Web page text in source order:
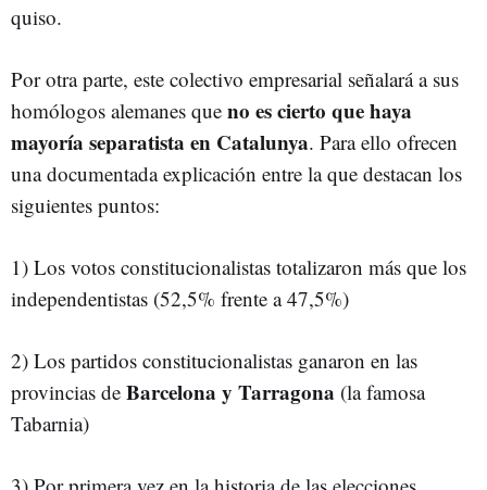
quiso.
Por otra parte, este colectivo empresarial señalará a sus
homólogos alemanes que no es cierto que haya
mayoría separatista en Catalunya. Para ello ofrecen
una documentada explicación entre la que destacan los
siguientes puntos:
1) Los votos constitucionalistas totalizaron más que los
independentistas (52,5% frente a 47,5%)
2) Los partidos constitucionalistas ganaron en las
provincias de Barcelona y Tarragona (la famosa
Tabarnia)